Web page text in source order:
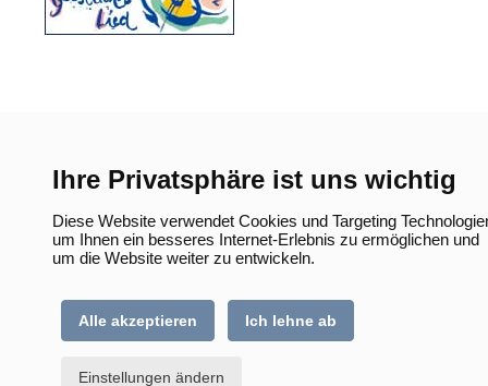
Ihre Privatsphäre ist uns wichtig
Diese Website verwendet Cookies und Targeting
um Ihnen ein besseres Internet-Erlebnis zu ermöglichen und
um die Website weiter zu entwickeln.
Alle akzeptieren Ich lehne ab
Einstellungen ändern